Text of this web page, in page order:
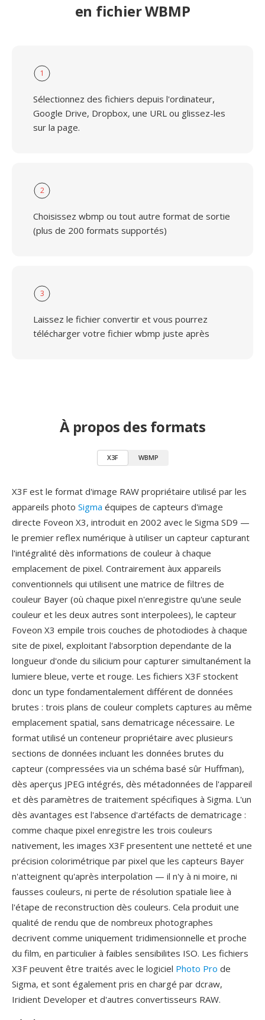
en fichier WBMP
1
Sélectionnez des fichiers depuis l'ordinateur,
Google Drive, Dropbox, une URL ou glissez-les
sur la page.
2
Choisissez wbmp ou tout autre format de sortie
(plus de 200 formats supportés)
3
Laissez le fichier convertir et vous pourrez
télécharger votre fichier wbmp juste après
À propos des formats
X3F WBMP
X3F est le format d'image RAW propriétaire utilisé par les
appareils photo Sigma équipes de capteurs d'image
directe Foveon X3, introduit en 2002 avec le Sigma SD9 —
le premier reflex numérique à utiliser un capteur capturant
l'intégralité dès informations de couleur à chaque
emplacement de pixel. Contrairement àux appareils
conventionnels qui utilisent une matrice de filtres de
couleur Bayer (où chaque pixel n'enregistre qu'une seule
couleur et les deux autres sont interpolees), le capteur
Foveon X3 empile trois couches de photodiodes à chaque
site de pixel, exploitant l'absorption dependante de la
longueur d'onde du silicium pour capturer simultanément la
lumiere bleue, verte et rouge. Les fichiers X3F stockent
donc un type fondamentalement différent de données
brutes : trois plans de couleur complets captures au même
emplacement spatial, sans dematricage nécessaire. Le
format utilisé un conteneur propriétaire avec plusieurs
sections de données incluant les données brutes du
capteur (compressées via un schéma basé sûr Huffman),
dès aperçus JPEG intégrés, dès métadonnées de l'appareil
et dès paramètres de traitement spécifiques à Sigma. L'un
dès avantages est l'absence d'artéfacts de dematricage :
comme chaque pixel enregistre les trois couleurs
nativement, les images X3F presentent une netteté et une
précision colorimétrique par pixel que les capteurs Bayer
n'atteignent qu'après interpolation — il n'y à ni moire, ni
fausses couleurs, ni perte de résolution spatiale liee à
l'étape de reconstruction dès couleurs. Cela produit une
qualité de rendu que de nombreux photographes
decrivent comme uniquement tridimensionnelle et proche
du film, en particulier à faibles sensibilites ISO. Les fichiers
X3F peuvent être traités avec le logiciel Photo Pro de
Sigma, et sont également pris en chargé par dcraw,
Iridient Developer et d'autres convertisseurs RAW.